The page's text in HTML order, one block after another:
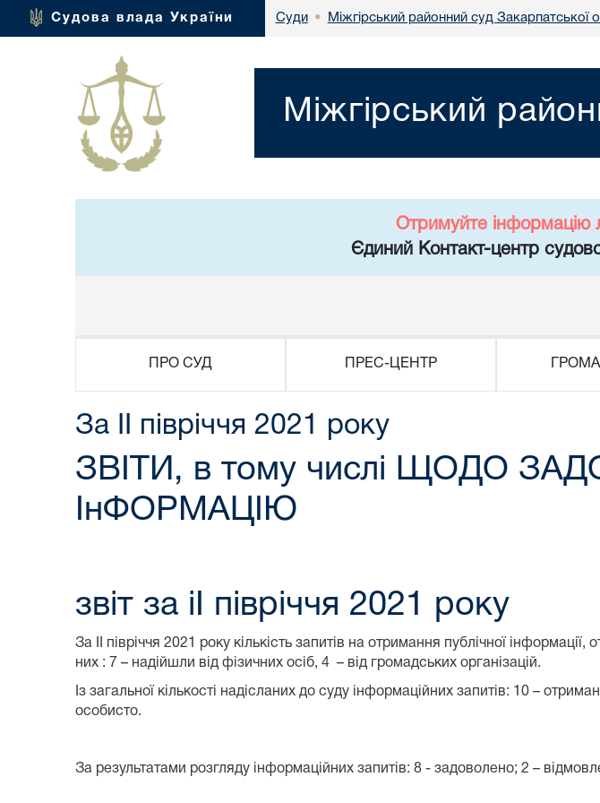
Судова влада України Суди • Міжгірський районний суд Закарпатської
Міжгірський
Отримуйте інформацію
Єдиний Контакт-центр
ПРО СУД ПРЕС-ЦЕНТР
За ІІ півріччя 2021 року
ЗВІТИ, в тому числі ЩОДО
ІнФОРМАЦІЮ
звіт за іІ півріччя 2021 року
За ІІ півріччя 2021 року кількість запитів на отримання публічної
них : 7 – надійшли від фізичних осіб, 4 – від громадських організацій.
Із загальної кількості надісланих до суду інформаційних запитів: 10 –
особисто.
За результатами розгляду інформаційних запитів: 8 - задоволено; 2 –